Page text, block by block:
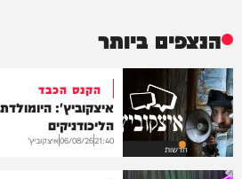
הנצפים ביותר
חדשות
הקנס הכבד
איצקוביץ':
הליכודניקים
21:40
06/08/26איצקוביץ'